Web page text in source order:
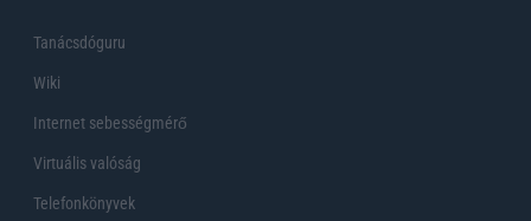
Tanácsdóguru
Wiki
Internet sebességmérő
Virtuális valóság
Telefonkönyvek